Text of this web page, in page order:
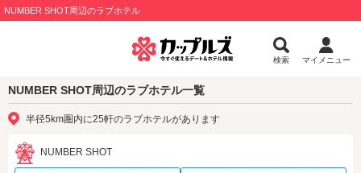
NUMBER SHOT周辺のラブホテル
検索 マイメニュー
NUMBER SHOT周辺のラブホテル一覧
半径5km圏内に25軒のラブホテルがあります
NUMBER SHOT